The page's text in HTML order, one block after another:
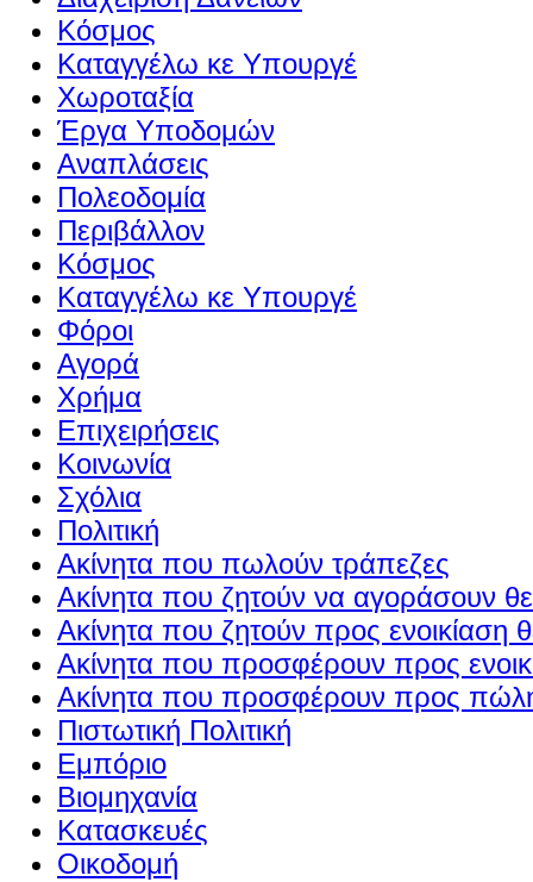
Κόσμος
Καταγγέλω κε Υπουργέ
Χωροταξία
Έργα Υποδομών
Αναπλάσεις
Πολεοδομία
Περιβάλλον
Κόσμος
Καταγγέλω κε Υπουργέ
Φόροι
Αγορά
Χρήμα
Επιχειρήσεις
Κοινωνία
Σχόλια
Πολιτική
Ακίνητα που πωλούν τράπεζες
Ακίνητα που ζητούν να αγοράσουν
Ακίνητα που ζητούν προς ενοικίαση
Ακίνητα που προσφέρουν προς
Ακίνητα που προσφέρουν προς
Πιστωτική Πολιτική
Εμπόριο
Βιομηχανία
Κατασκευές
Οικοδομή